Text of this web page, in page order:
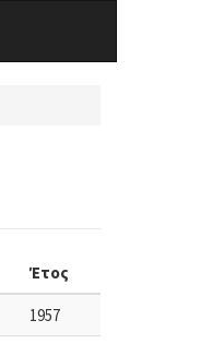
Έτος
1957